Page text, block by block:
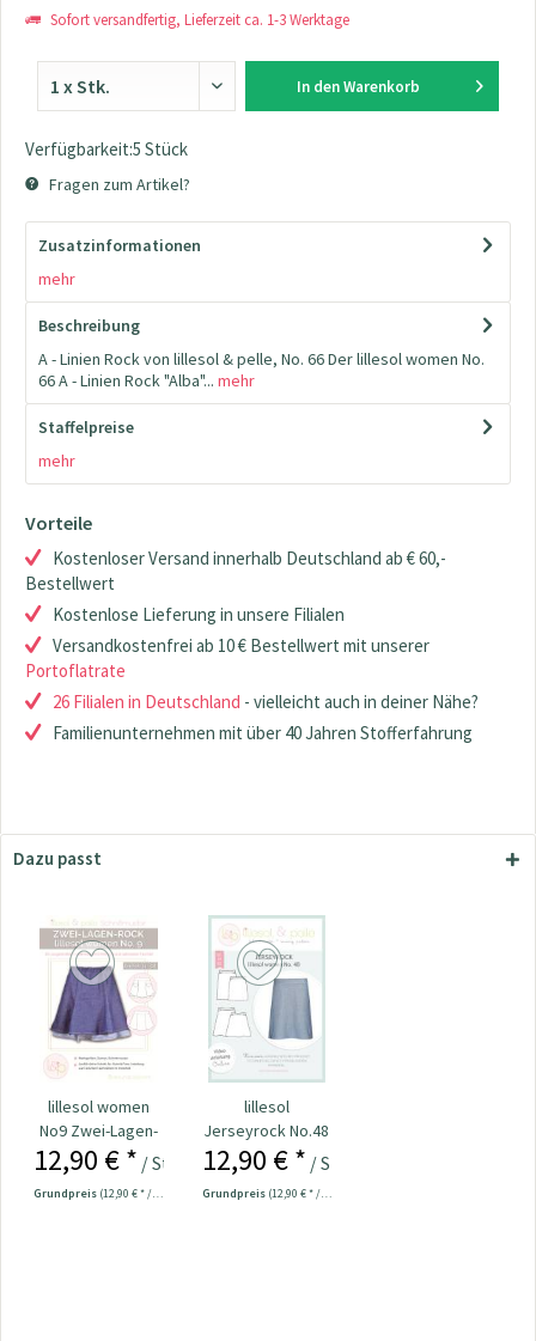
Sofort versandfertig, Lieferzeit ca. 1-3 Werktage
In den Warenkorb
Verfügbarkeit:5 Stück
Fragen zum Artikel?
Zusatzinformationen
mehr
Beschreibung
A - Linien Rock von lillesol & pelle, No. 66 Der lillesol women No.
66 A - Linien Rock "Alba"... mehr
Staffelpreise
mehr
Vorteile
Kostenloser Versand innerhalb Deutschland ab € 60,-
Bestellwert
Kostenlose Lieferung in unsere Filialen
Versandkostenfrei ab 10 € Bestellwert mit unserer
Portoflatrate
26 Filialen in Deutschland - vielleicht auch in deiner Nähe?
Familienunternehmen mit über 40 Jahren Stofferfahrung
Dazu passt
lillesol women
No9 Zwei-Lagen-
Rock
12,90 € * / Stück
Grundpreis (12,90 € * / 1 Stück)
lillesol
Jerseyrock No.48
women
12,90 € * / Stück
Grundpreis (12,90 € * / 1 Stück)